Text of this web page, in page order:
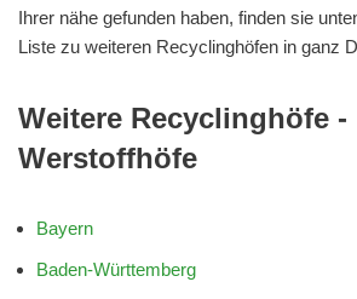
Ihrer nähe gefunden haben, finden sie
Liste zu weiteren Recyclinghöfen in ganz
Weitere Recyclinghöfe -
Werstoffhöfe
Bayern
Baden-Württemberg